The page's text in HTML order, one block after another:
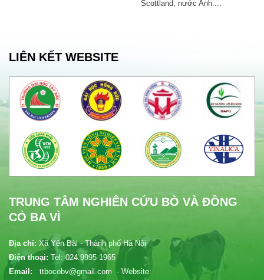
Scottland, nước Anh....
LIÊN KẾT WEBSITE
TRUNG TÂM NGHIÊN CỨU BÒ VÀ ĐỒNG
CỎ BA VÌ
Địa chỉ: Xã Yên Bài - Thành phố Hà Nội
Điện thoại: Tel: 024.9995 1965
Email:
ttbocobv@gmail.com - Website: